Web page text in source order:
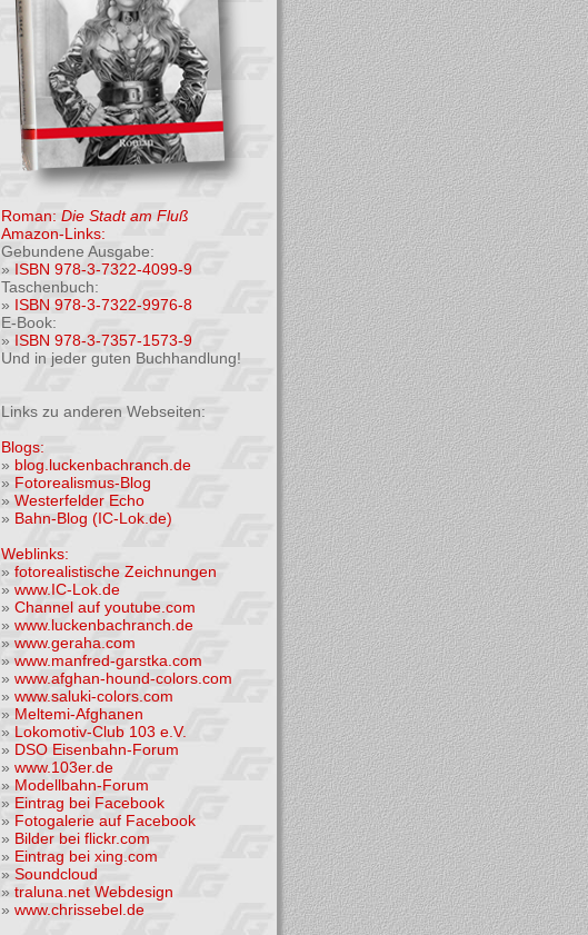
Roman: Die Stadt am Fluß
Amazon-Links:
Gebundene Ausgabe:
» ISBN 978-3-7322-4099-9
Taschenbuch:
» ISBN 978-3-7322-9976-8
E-Book:
» ISBN 978-3-7357-1573-9
Und in jeder guten Buchhandlung!
Links zu anderen Webseiten:
Blogs:
» blog.luckenbachranch.de
» Fotorealismus-Blog
» Westerfelder Echo
» Bahn-Blog (IC-Lok.de)
Weblinks:
» fotorealistische Zeichnungen
» www.IC-Lok.de
» Channel auf youtube.com
» www.luckenbachranch.de
» www.geraha.com
» www.manfred-garstka.com
» www.afghan-hound-colors.com
» www.saluki-colors.com
» Meltemi-Afghanen
» Lokomotiv-Club 103 e.V.
» DSO Eisenbahn-Forum
» www.103er.de
» Modellbahn-Forum
» Eintrag bei Facebook
» Fotogalerie auf Facebook
» Bilder bei flickr.com
» Eintrag bei xing.com
» Soundcloud
» traluna.net Webdesign
» www.chrissebel.de